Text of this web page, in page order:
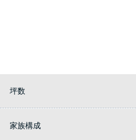
坪数
家族構成